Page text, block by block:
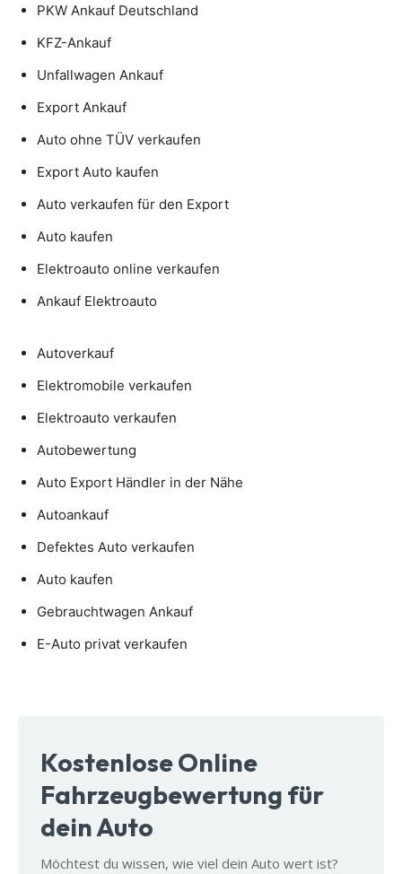
PKW Ankauf Deutschland
KFZ-Ankauf
Unfallwagen Ankauf
Export Ankauf
Auto ohne TÜV verkaufen
Export Auto kaufen
Auto verkaufen für den Export
Auto kaufen
Elektroauto online verkaufen
Ankauf Elektroauto
Autoverkauf
Elektromobile verkaufen
Elektroauto verkaufen
Autobewertung
Auto Export Händler in der Nähe
Autoankauf
Defektes Auto verkaufen
Auto kaufen
Gebrauchtwagen Ankauf
E-Auto privat verkaufen
Kostenlose Online
Fahrzeugbewertung für
dein Auto
Möchtest du wissen, wie viel dein Auto wert ist?